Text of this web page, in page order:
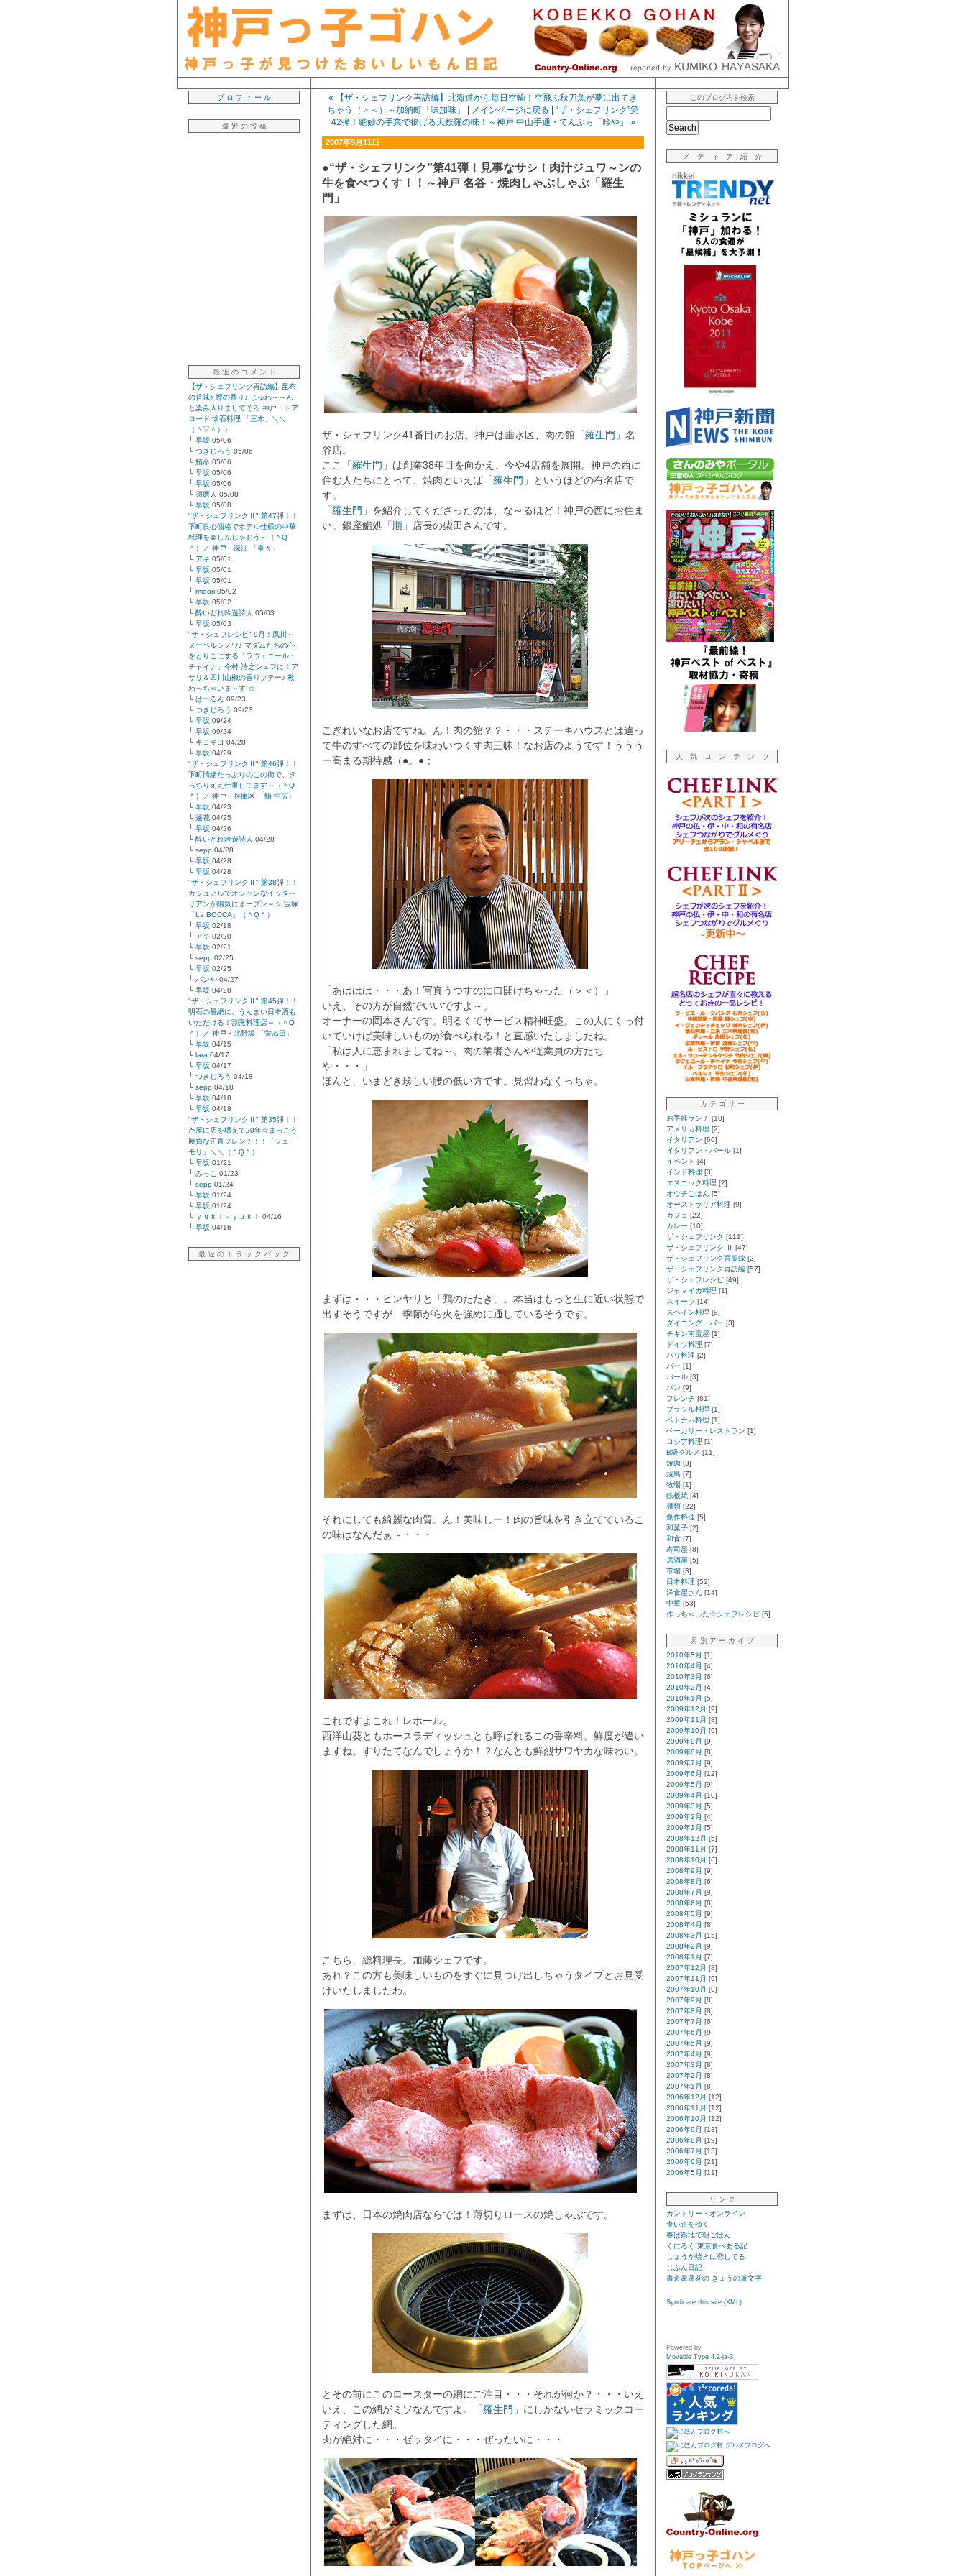
プ ロ フ ィ ー ル
最 近 の 投 稿
最 近 の コ メ ン ト
【ザ・シェフリンク再訪編】昆布
の旨味♪ 鰹の香り♪ じゅわ～～ん
と染み入りましてそろ 神戸・トア
ロード 懐石料理 「三木」＼＼
（＾▽＾））
└ 早坂 05/06
└ つきじろう 05/06
└ 鮪命 05/06
└ 早坂 05/06
└ 早坂 05/06
└ 須磨人 05/08
└ 早坂 05/08
"ザ・シェフリンクⅡ" 第47弾！！
下町良心価格でホテル仕様の中華
料理を楽しんじゃおう～（＾Q
＾）／ 神戸・深江 「皇々」
└ アキ 05/01
└ 早坂 05/01
└ 早坂 05/01
└ midori 05/02
└ 早坂 05/02
└ 酔いどれ吟遊詩人 05/03
└ 早坂 05/03
"ザ・シェフレシピ" 9月！夙川～
ヌーベルシノワ♪ マダムたちの心
をとりこにする「ラヴェニール・
チャイナ」今村 浩之シェフに！ア
サリ＆四川山椒の香りソテー♪ 教
わっちゃいま～す ☆
└ はーるん 09/23
└ つきじろう 09/23
└ 早坂 09/24
└ 早坂 09/24
└ キヨキヨ 04/28
└ 早坂 04/29
"ザ・シェフリンクⅡ" 第46弾！！
下町情緒たっぷりのこの街で、き
っちりええ仕事してます～（＾Q
＾）／ 神戸・兵庫区 「鮨 中広」
└ 早坂 04/23
└ 蓮花 04/25
└ 早坂 04/26
└ 酔いどれ吟遊詩人 04/28
└ sepp 04/28
└ 早坂 04/28
└ 早坂 04/28
"ザ・シェフリンクⅡ" 第38弾！！
カジュアルでオシャレなイッタ～
リアンが陽気にオープン～☆ 宝塚
「La BOCCA」（＾Q＾）
└ 早坂 02/18
└ アキ 02/20
└ 早坂 02/21
└ sepp 02/25
└ 早坂 02/25
└ パンや 04/27
└ 早坂 04/28
"ザ・シェフリンクⅡ" 第45弾！！
明石の昼網に、うんまい日本酒も
いただける！割烹料理店～（＾Q
＾）／ 神戸・北野坂 「栄ゐ田」
└ 早坂 04/15
└ lara 04/17
└ 早坂 04/17
└ つきじろう 04/18
└ sepp 04/18
└ 早坂 04/18
└ 早坂 04/18
"ザ・シェフリンクⅡ" 第35弾！！
芦屋に店を構えて20年☆まっこう
勝負な正直フレンチ！！「シェ・
モリ」＼＼（＾Q＾）
└ 早坂 01/21
└ みっこ 01/23
└ sepp 01/24
└ 早坂 01/24
└ 早坂 01/24
└ ｙｕｋｉ－ｙｕｋｉ
04/16
└ 早坂 04/16
最 近 の ト ラ ッ ク バ ッ ク
« 【ザ・シェフリンク再訪編】北海道から毎日空輸！空飛ぶ秋刀魚が夢に出てき
ちゃう（＞＜）～加納町「味加味」
メインページに戻る
“ザ・シェフリンク”第
42弾！絶妙の手業で揚げる天麩羅の味！～神戸 中山手通・てんぷら「吟や」 »
2007年9月11日
●“ザ・シェフリンク”第41弾！見事なサシ！肉汁ジュワ～ンの
牛を食べつくす！！～神戸 名谷・焼肉しゃぶしゃぶ「羅生
門」
ザ・シェフリンク41番目のお店。神戸は垂水区、肉の館「羅生門 」名
谷店。
ここ「羅生門 」は創業38年目を向かえ、今や4店舗を展開。神戸の西に
住む人たちにとって、焼肉といえば「羅生門 」というほどの有名店で
す。
「羅生門 」を紹介してくださったのは、な～るほど！神戸の西にお住ま
い。銀座鮨処「順 」店長の柴田さんです。
こぎれいなお店ですね。ん！肉の館？？・・・ステーキハウスとは違っ
て牛のすべての部位を味わいつくす肉三昧！なお店のようです！ううう
ー高まる期待感（●。●；
「あははは・・・あ！写真うつすのに口開けちゃった（＞＜）」
いえ、その方が自然でいいですよ～。
オーナーの岡本さんです。明るくてサービス精神旺盛。この人にくっ付
いていけば美味しいものが食べられる！と直感いたしましたね。
「私は人に恵まれましてね～。肉の業者さんや従業員の方たち
や・・・」
ほんと、いまどき珍しい腰の低い方です。見習わなくっちゃ。
まずは・・・ヒンヤリと「鶏のたたき」。本当はもっと生に近い状態で
出すそうですが、季節がら火を強めに通しているそうです。
それにしても綺麗な肉質。ん！美味しー！肉の旨味を引き立てているこ
の味はなんだぁ～・・・
これですよこれ！レホール。
西洋山葵ともホースラディッシュとも呼ばれるこの香辛料。鮮度が違い
ますね。すりたてなんでしょうか！？なんとも鮮烈サワヤカな味わい。
こちら、総料理長。加藤シェフです。
あれ？この方も美味しいものをすぐに見つけ出しちゃうタイプとお見受
けいたしましたわ。
まずは、日本の焼肉店ならでは！薄切りロースの焼しゃぶです。
とその前にこのロースターの網にご注目・・・それが何か？・・・いえ
いえ、この網がミソなんですよ。「羅生門 」にしかないセラミックコー
ティングした網。
肉が絶対に・・・ゼッタイに・・・ぜったいに・・・
このブログ内を検索
メ デ ィ ア 紹 介
人 気 コ ン テ ン ツ
カ テ ゴ リ ー
お手軽ランチ [10]
アメリカ料理 [2]
イタリアン [60]
イタリアン・バール [1]
イベント [4]
インド料理 [3]
エスニック料理 [2]
オウチごはん [5]
オーストラリア料理 [9]
カフェ [22]
カレー [10]
ザ・シェフリンク [111]
ザ・シェフリンク Ⅱ [47]
ザ・シェフリンク盲腸線 [2]
ザ・シェフリンク再訪編 [57]
ザ・シェフレシピ [49]
ジャマイカ料理 [1]
スイーツ [14]
スペイン料理 [9]
ダイニング・バー [3]
チキン南蛮屋 [1]
ドイツ料理 [7]
バリ料理 [2]
バー [1]
バール [3]
パン [9]
フレンチ [81]
ブラジル料理 [1]
ベトナム料理 [1]
ベーカリー・レストラン [1]
ロシア料理 [1]
B級グルメ [11]
焼肉 [3]
焼鳥 [7]
牧場 [1]
鉄板焼 [4]
麺類 [22]
創作料理 [5]
和菓子 [2]
和食 [7]
寿司屋 [8]
居酒屋 [5]
市場 [3]
日本料理 [52]
洋食屋さん [14]
中華 [53]
作っちゃった☆シェフレシピ [5]
月 別 ア ー カ イ ブ
2010年5月 [1]
2010年4月 [4]
2010年3月 [6]
2010年2月 [4]
2010年1月 [5]
2009年12月 [9]
2009年11月 [8]
2009年10月 [9]
2009年9月 [9]
2009年8月 [8]
2009年7月 [9]
2009年6月 [12]
2009年5月 [9]
2009年4月 [10]
2009年3月 [5]
2009年2月 [4]
2009年1月 [5]
2008年12月 [5]
2008年11月 [7]
2008年10月 [6]
2008年9月 [9]
2008年8月 [6]
2008年7月 [9]
2008年6月 [8]
2008年5月 [9]
2008年4月 [8]
2008年3月 [15]
2008年2月 [9]
2008年1月 [7]
2007年12月 [8]
2007年11月 [9]
2007年10月 [9]
2007年9月 [8]
2007年8月 [8]
2007年7月 [6]
2007年6月 [9]
2007年5月 [9]
2007年4月 [9]
2007年3月 [8]
2007年2月 [8]
2007年1月 [8]
2006年12月 [12]
2006年11月 [12]
2006年10月 [12]
2006年9月 [13]
2006年8月 [19]
2006年7月 [13]
2006年6月 [21]
2006年5月 [11]
リ ン ク
カントリー・オンライン
食い道をゆく
春は築地で朝ごはん
くにろく 東京食べある記
しょうが焼きに恋してる
じぶん日記
書道家蓮花の きょうの筆文字
Syndicate this site (XML)
Powered by
Movable Type 4.2-ja-3